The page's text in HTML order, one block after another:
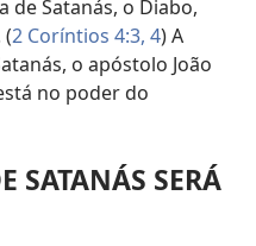
de Satanás, o Diabo,
(2 Coríntios 4:3, 4) A
o apóstolo João
no poder do
SATANÁS SERÁ